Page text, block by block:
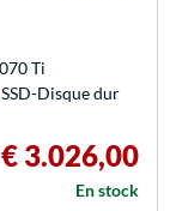
Ti
Disque dur
€ 3.026,00
En stock